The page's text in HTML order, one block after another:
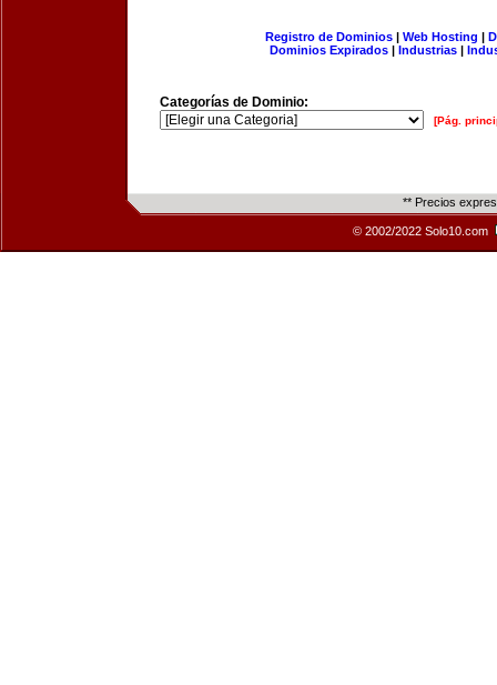
Registro de Dominios| Web Hosting |
Dominios Expirados | Industrias |
Categorías de Dominio:
[Pág.
** Precios
© 2002/2022 Solo10.com